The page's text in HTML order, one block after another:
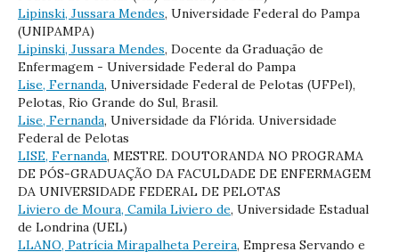
Lipinski, Jussara Mendes, Universidade Federal do Pampa
(UNIPAMPA)
Lipinski, Jussara Mendes, Docente da Graduação de
Enfermagem - Universidade Federal do Pampa
Lise, Fernanda, Universidade Federal de Pelotas (UFPel),
Pelotas, Rio Grande do Sul, Brasil.
Lise, Fernanda, Universidade da Flórida. Universidade
Federal de Pelotas
LISE, Fernanda, MESTRE. DOUTORANDA NO PROGRAMA
DE PÓS-GRADUAÇÃO DA FACULDADE DE ENFERMAGEM
DA UNIVERSIDADE FEDERAL DE PELOTAS
Liviero de Moura, Camila Liviero de, Universidade Estadual
de Londrina (UEL)
LLANO, Patrícia Mirapalheta Pereira, Empresa Servando e